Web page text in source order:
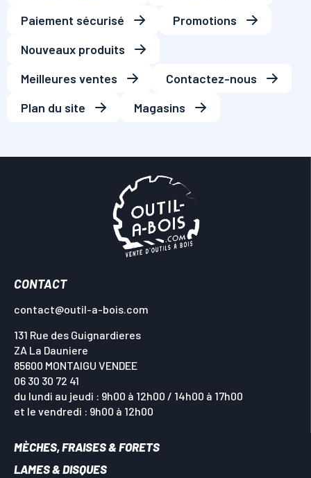
Paiement sécurisé
Promotions
Nouveaux produits
Meilleures ventes
Contactez-nous
Plan du site
Magasins
CONTACT
contact@outil-a-bois.com
131 Rue des Guignardieres
ZA La Dauniere
85600 MONTAIGU VENDEE
06 30 30 72 41
du lundi au jeudi : 9h00 à 12h00 / 14h00 à 17h00
et le vendredi : 9h00 à 12h00
MÈCHES, FRAISES & FORETS
LAMES & DISQUES